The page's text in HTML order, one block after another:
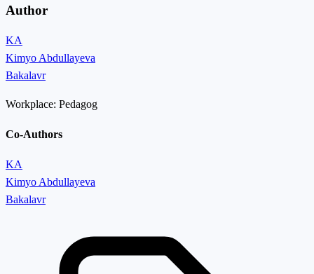
Author
KA
Kimyo Abdullayeva
Bakalavr
Workplace: Pedagog
Co-Authors
KA
Kimyo Abdullayeva
Bakalavr